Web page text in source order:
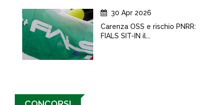
30 Apr 2026
Carenza OSS e rischio PNRR:
FIALS SIT-IN il...